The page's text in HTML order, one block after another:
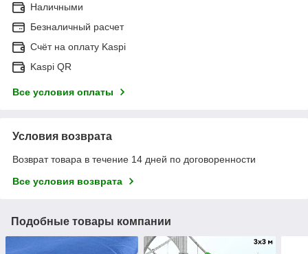
Наличными
Безналичный расчет
Счёт на оплату Kaspi
Kaspi QR
Все условия оплаты
Условия возврата
Возврат товара в течение 14 дней по договоренности
Все условия возврата
Подобные товары компании